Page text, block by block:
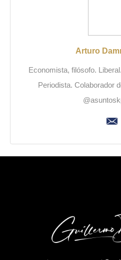
Arturo
Economista, filósofo.
Periodista. Colaborador